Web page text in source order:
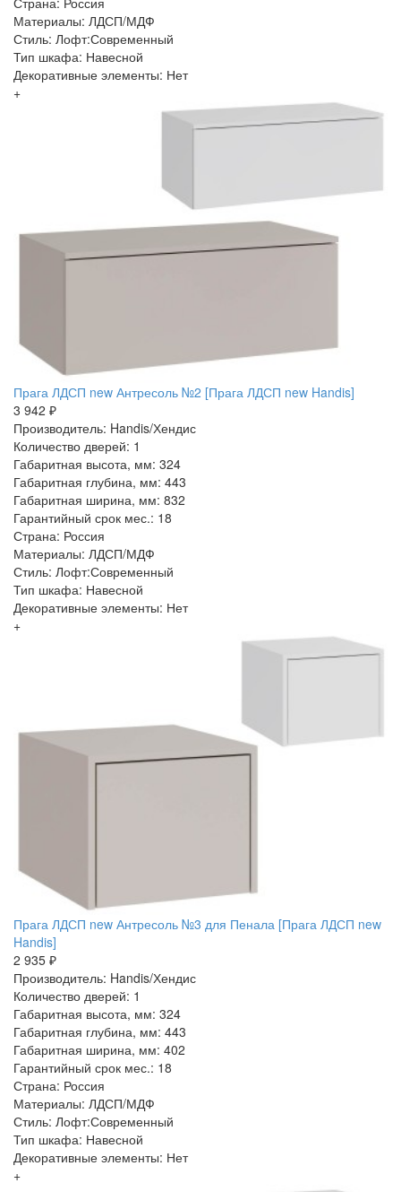
Материалы: ЛДСП/МДФ
Стиль: Лофт:Современный
Тип шкафа: Навесной
Декоративные элементы: Нет
+
Прага ЛДСП new Антресоль №2 [Прага ЛДСП new Handis]
3 942 ₽
Производитель: Handis/Хендис
Количество дверей: 1
Габаритная высота, мм: 324
Габаритная глубина, мм: 443
Габаритная ширина, мм: 832
Гарантийный срок мес.: 18
Страна: Россия
Материалы: ЛДСП/МДФ
Стиль: Лофт:Современный
Тип шкафа: Навесной
Декоративные элементы: Нет
+
Прага ЛДСП new Антресоль №3 для Пенала [Прага ЛДСП new
Handis]
2 935 ₽
Производитель: Handis/Хендис
Количество дверей: 1
Габаритная высота, мм: 324
Габаритная глубина, мм: 443
Габаритная ширина, мм: 402
Гарантийный срок мес.: 18
Страна: Россия
Материалы: ЛДСП/МДФ
Стиль: Лофт:Современный
Тип шкафа: Навесной
Декоративные элементы: Нет
+